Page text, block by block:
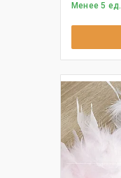
Менее 5 ед.